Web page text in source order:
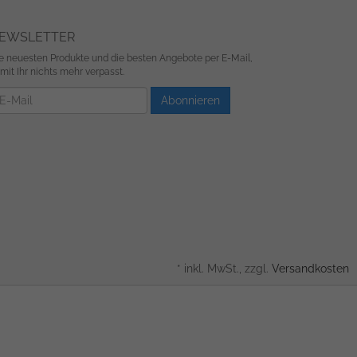
neuesten Produkte und die besten Angebote per E-Mail,
Ihr nichts mehr verpasst.
Abonnieren
* inkl. MwSt., zzgl. Versandkosten